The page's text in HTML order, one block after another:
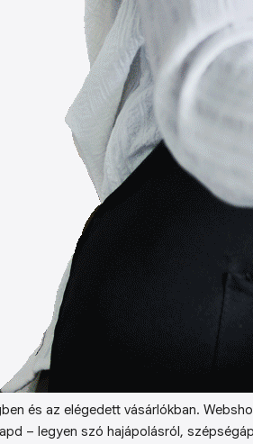
és az elégedett vásárlókban.
– legyen szó hajápolásról,